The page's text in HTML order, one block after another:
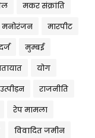
मकर संक्रांति
मनोरंजन मारपीट
मुम्बई
योग
राजनीति
रेप मामला
विवादित जमीन